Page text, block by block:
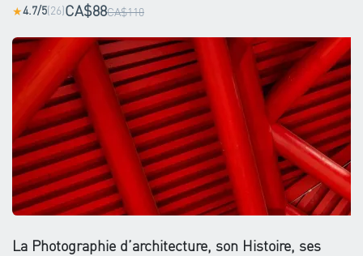
★4.7/5(26)CA$88CA$110
La Photographie d’architecture, son Histoire, ses